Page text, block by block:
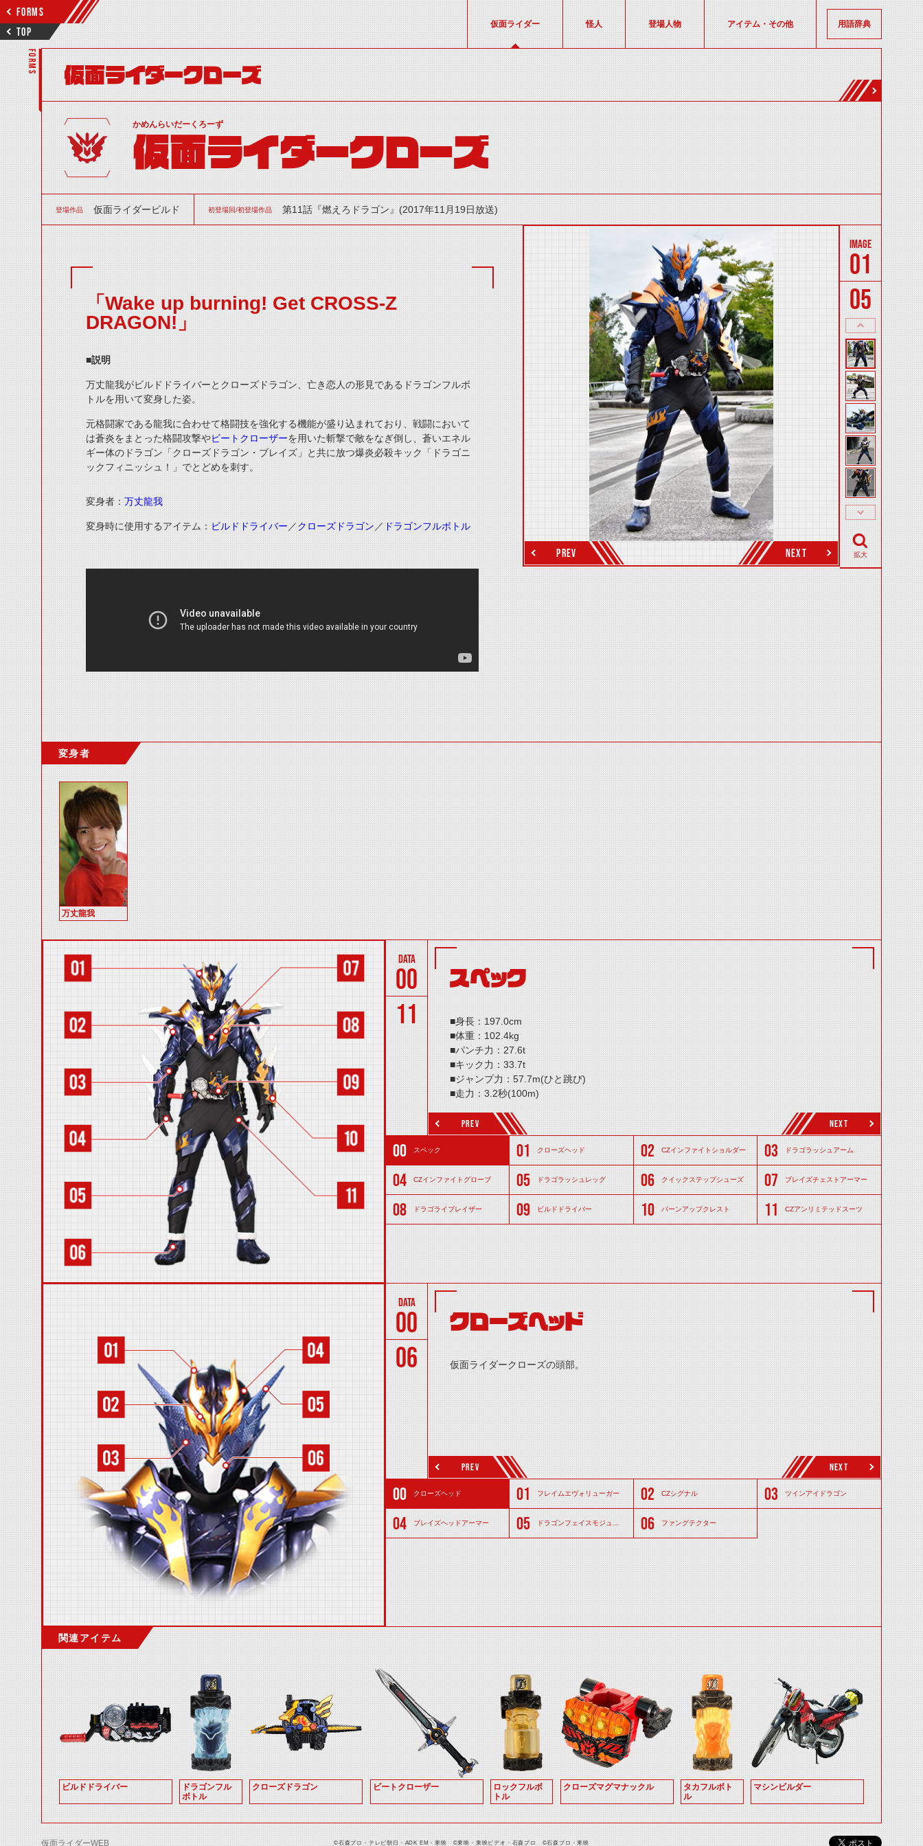
FORMS
TOP
仮面ライダー 怪人 登場人物 アイテム・その他 用語辞典
FORMS
仮面ライダークローズ
かめんらいだーくろーず
仮面ライダークローズ
登場作品 仮面ライダービルド 初登場回/初登場作品 第11話『燃えろドラゴン』(2017年11月19日放送)
「Wake up burning! Get CROSS-Z
DRAGON!」
■説明
万丈龍我がビルドドライバーとクローズドラゴン、亡き恋人の形見であるドラゴンフルボ
トルを用いて変身した姿。
元格闘家である龍我に合わせて格闘技を強化する機能が盛り込まれており、戦闘において
は蒼炎をまとった格闘攻撃やビートクローザーを用いた斬撃で敵をなぎ倒し、蒼いエネル
ギー体のドラゴン「クローズドラゴン・ブレイズ」と共に放つ爆炎必殺キック「ドラゴニ
ックフィニッシュ！」でとどめを刺す。
変身者： 万丈龍我
変身時に使用するアイテム： ビルドドライバー ／クローズドラゴン ／ ドラゴンフルボトル
PREV NEXT
01
05
拡大
変身者
万丈龍我
00
11
スペック
■身長：197.0cm
■体重：102.4kg
■パンチ力：27.6t
■キック力：33.7t
■ジャンプ力：57.7m(ひと跳び)
■走力：3.2秒(100m)
※上記は初期値であり、変身者のハザードレベルに応じて変動する。
PREV NEXT
スペック クローズヘッド CZインファイトショルダー ドラゴラッシュアーム
CZインファイトグローブ ドラゴラッシュレッグ クイックステップシューズ ブレイズチェストアーマー
ドラゴライブレイザー ビルドドライバー バーンアップクレスト CZアンリミテッドスーツ
00
06
クローズヘッド
仮面ライダークローズの頭部。
PREV NEXT
クローズヘッド フレイムエヴォリューガー CZシグナル ツインアイドラゴン
ブレイズヘッドアーマー ドラゴンフェイスモジュール ファングテクター
関連アイテム
ビルドドライバー
ドラゴンフル
ボトル
クローズドラゴン ビートクローザー
ロックフルボ
トル
クローズマグマナックル
タカフルボト
ル
マシンビルダー
©石森プロ・テレビ朝日・ADK EM・東映 ©東映・東映ビデオ・石森プロ ©石森プロ・東映
仮面ライダーWEB